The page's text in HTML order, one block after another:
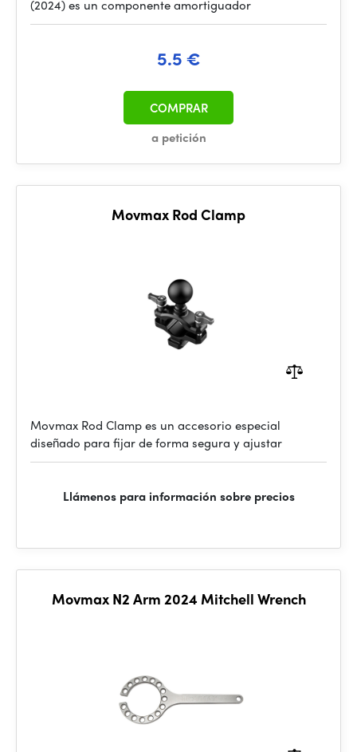
(2024) es un componente amortiguador
5.5 €
a petición
COMPRAR
Movmax Rod Clamp
Movmax Rod Clamp es un accesorio especial
diseñado para fijar de forma segura y ajustar
Llámenos para información sobre precios
Movmax N2 Arm 2024 Mitchell Wrench